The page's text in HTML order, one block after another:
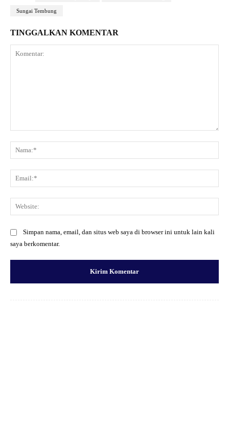
Sungai Tembung
TINGGALKAN KOMENTAR
Simpan nama, email, dan situs web saya di browser ini untuk lain kali
saya berkomentar.